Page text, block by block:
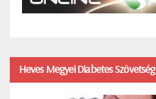
Heves Megyei Diabetes Szövetség